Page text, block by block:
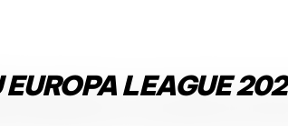
EUROPA LEAGUE